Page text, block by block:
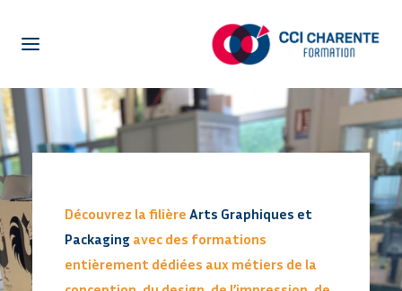
NOTRE CENTRE DE FORMATION
LA FORMATION EN ALTERNANCE
CENTRE D’ETUDE DE LANGUES
ENTREPRISES
ACTUALITÉS
Découvrez la filière Arts Graphiques et
Packaging avec des formations
entièrement dédiées aux métiers de la